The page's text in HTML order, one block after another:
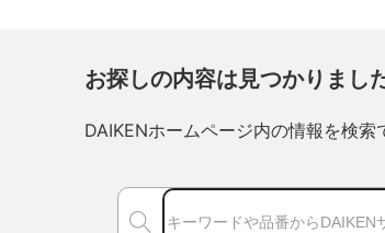
お探しの内容は見つかりまし
DAIKENホームページ内の情報を検